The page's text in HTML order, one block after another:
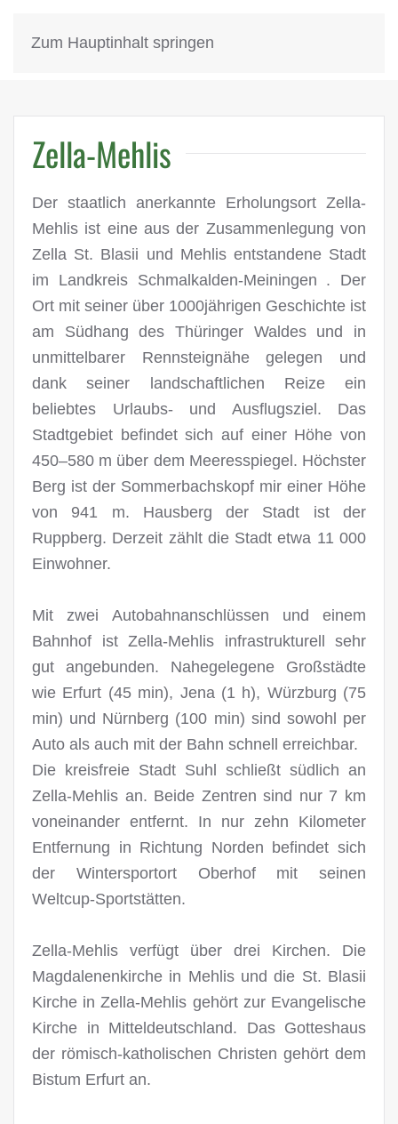
Zum Hauptinhalt springen
Zella-Mehlis
Der staatlich anerkannte Erholungsort Zella-
Mehlis ist eine aus der Zusammenlegung von
Zella St. Blasii und Mehlis entstandene Stadt
im Landkreis Schmalkalden-Meiningen . Der
Ort mit seiner über 1000jährigen Geschichte ist
am Südhang des Thüringer Waldes und in
unmittelbarer Rennsteignähe gelegen und
dank seiner landschaftlichen Reize ein
beliebtes Urlaubs- und Ausflugsziel. Das
Stadtgebiet befindet sich auf einer Höhe von
450–580 m über dem Meeresspiegel. Höchster
Berg ist der Sommerbachskopf mir einer Höhe
von 941 m. Hausberg der Stadt ist der
Ruppberg. Derzeit zählt die Stadt etwa 11 000
Einwohner.
Mit zwei Autobahnanschlüssen und einem
Bahnhof ist Zella-Mehlis infrastrukturell sehr
gut angebunden. Nahegelegene Großstädte
wie Erfurt (45 min), Jena (1 h), Würzburg (75
min) und Nürnberg (100 min) sind sowohl per
Auto als auch mit der Bahn schnell erreichbar.
Die kreisfreie Stadt Suhl schließt südlich an
Zella-Mehlis an. Beide Zentren sind nur 7 km
voneinander entfernt. In nur zehn Kilometer
Entfernung in Richtung Norden befindet sich
der Wintersportort Oberhof mit seinen
Weltcup-Sportstätten.
Zella-Mehlis verfügt über drei Kirchen. Die
Magdalenenkirche in Mehlis und die St. Blasii
Kirche in Zella-Mehlis gehört zur Evangelische
Kirche in Mitteldeutschland. Das Gotteshaus
der römisch-katholischen Christen gehört dem
Bistum Erfurt an.